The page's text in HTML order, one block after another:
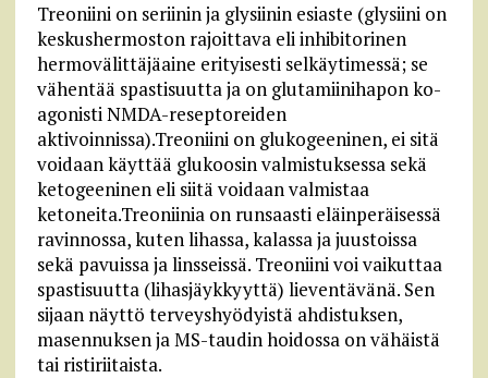
Treoniini on seriinin ja glysiinin esiaste (glysiini on
keskushermoston rajoittava eli inhibitorinen
hermovälittäjäaine erityisesti selkäytimessä; se
vähentää spastisuutta ja on glutamiinihapon ko-
agonisti NMDA-reseptoreiden
aktivoinnissa).Treoniini on glukogeeninen, ei sitä
voidaan käyttää glukoosin valmistuksessa sekä
ketogeeninen eli siitä voidaan valmistaa
ketoneita.Treoniinia on runsaasti eläinperäisessä
ravinnossa, kuten lihassa, kalassa ja juustoissa
sekä pavuissa ja linsseissä. Treoniini voi vaikuttaa
spastisuutta (lihasjäykkyyttä) lieventävänä. Sen
sijaan näyttö terveyshyödyistä ahdistuksen,
masennuksen ja MS-taudin hoidossa on vähäistä
tai ristiriitaista.